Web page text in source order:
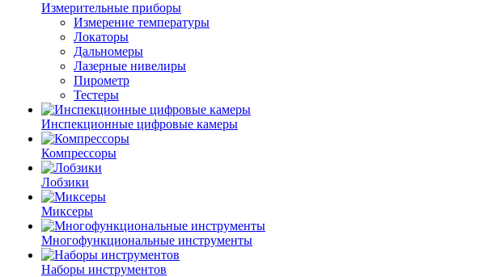
Измерительные приборы
Измерение температуры
Локаторы
Дальномеры
Лазерные нивелиры
Пирометр
Тестеры
Инспекционные цифровые камеры
Компрессоры
Лобзики
Миксеры
Многофункциональные инструменты
Наборы инструментов